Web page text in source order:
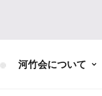
河竹会について